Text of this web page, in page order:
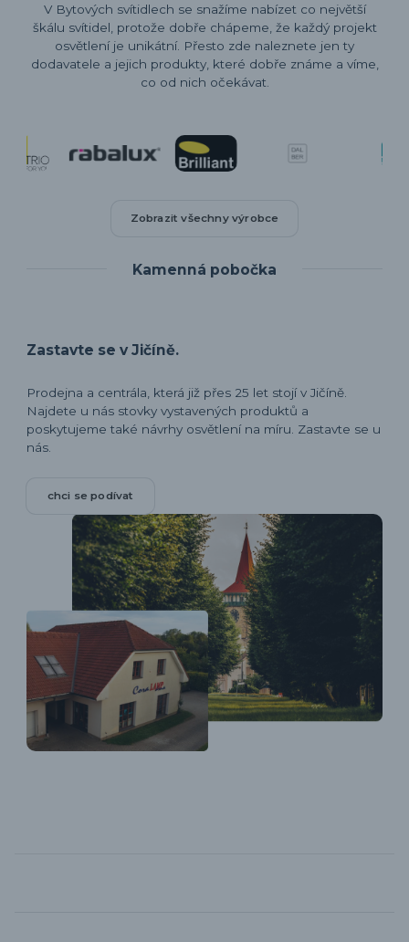
V Bytových svítidlech se snažíme nabízet co největší
škálu svítidel, protože dobře chápeme, že každý projekt
osvětlení je unikátní. Přesto zde naleznete jen ty
dodavatele a jejich produkty, které dobře známe a víme,
co od nich očekávat.
Zobrazit všechny výrobce
Kamenná pobočka
Zastavte se v Jičíně.
Prodejna a centrála, která již přes 25 let stojí v Jičíně.
Najdete u nás stovky vystavených produktů a
poskytujeme také návrhy osvětlení na míru. Zastavte se u
nás.
chci se podívat